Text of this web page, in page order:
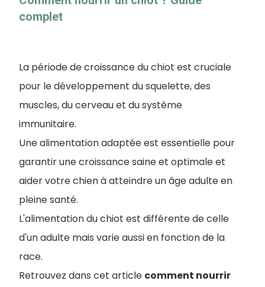
complet
La période de croissance du chiot est cruciale
pour le développement du squelette, des
muscles, du cerveau et du système
immunitaire.
Une alimentation adaptée est essentielle pour
garantir une croissance saine et optimale et
aider votre chien à atteindre un âge adulte en
pleine santé.
L'alimentation du chiot est différente de celle
d'un adulte mais varie aussi en fonction de la
race.
Retrouvez dans cet article comment nourrir